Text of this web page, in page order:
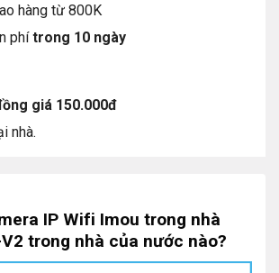
hàng từ 800K
phítrong 10 ngày
giá 150.000đ
nhà.
IP Wifi Imou trong nhà
V2 trong nhà của nước nào?